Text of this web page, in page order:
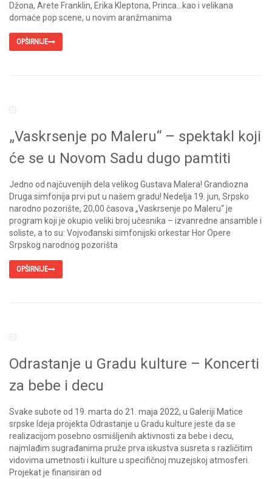
Džona, Arete Franklin, Erika Kleptona, Princa…kao i velikana
domaće pop scene, u novim aranžmanima
OPŠIRNIJE
„Vaskrsenje po Maleru“ – spektakl koji
će se u Novom Sadu dugo pamtiti
Jedno od najčuvenijih dela velikog Gustava Malera! Grandiozna
Druga simfonija prvi put u našem gradu! Nedelja 19. jun, Srpsko
narodno pozorište, 20,00 časova „Vaskrsenje po Maleru“ je
program koji je okupio veliki broj učesnika – izvanredne ansamble i
soliste, a to su: Vojvođanski simfonijski orkestar Hor Opere
Srpskog narodnog pozorišta
OPŠIRNIJE
Odrastanje u Gradu kulture – Koncerti
za bebe i decu
Svake subote od 19. marta do 21. maja 2022, u Galeriji Matice
srpske Ideja projekta Odrastanje u Gradu kulture jeste da se
realizacijom posebno osmišljenih aktivnosti za bebe i decu,
najmlađim sugrađanima pruže prva iskustva susreta s različitim
vidovima umetnosti i kulture u specifičnoj muzejskoj atmosferi.
Projekat je finansiran od